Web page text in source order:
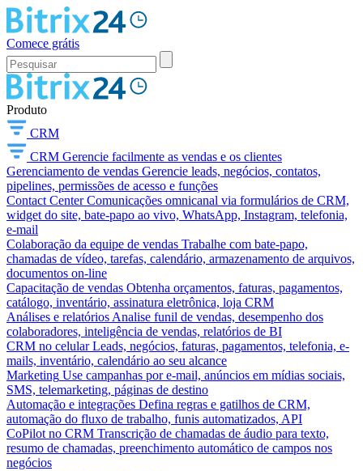
Comece grátis
Produto
CRM
CRM Gerencie facilmente as vendas e os clientes
Gerenciamento de vendas Gerencie leads, negócios, contatos,
pipelines, permissões de acesso e funções
Contact Center Comunicações omnicanal via formulários de CRM,
widget do site, bate-papo ao vivo, WhatsApp, Instagram, telefonia,
e-mail
Colaboração da equipe de vendas Trabalhe com bate-papo,
chamadas de vídeo, tarefas, calendário, armazenamento de arquivos,
documentos on-line
Capacitação de vendas Obtenha orçamentos, faturas, pagamentos,
catálogo, inventário, assinatura eletrônica, loja CRM
Análises e relatórios Analise funil de vendas, desempenho dos
colaboradores, inteligência de vendas, relatórios de BI
CRM no celular Leads, negócios, faturas, pagamentos, telefonia, e-
mails, inventário, calendário ao seu alcance
Marketing Use campanhas por e-mail, anúncios em mídias sociais,
SMS, telemarketing, páginas de destino
Automação e integrações Defina regras e gatilhos de CRM,
automação do fluxo de trabalho, funis automatizados, API
CoPilot no CRM Transcrição de chamadas de áudio para texto,
resumo de chamadas, preenchimento automático de campos nos
negócios